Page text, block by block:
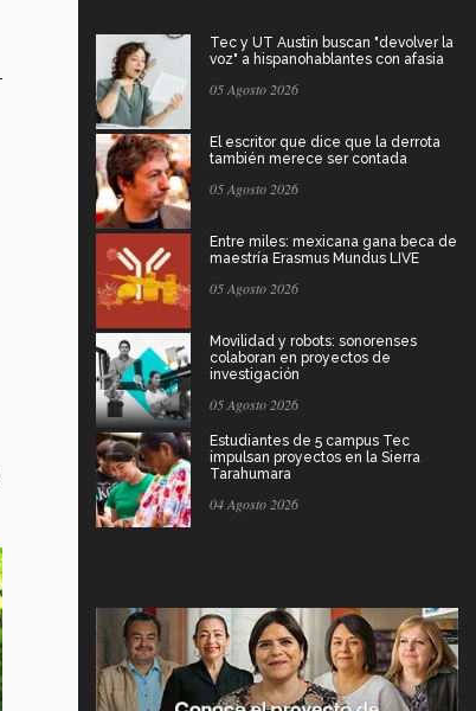
Tec y UT Austin buscan "devolver la
voz" a hispanohablantes con afasia
05 Agosto 2026
El escritor que dice que la derrota
también merece ser contada
05 Agosto 2026
Entre miles: mexicana gana beca de
maestría Erasmus Mundus LIVE
05 Agosto 2026
Movilidad y robots: sonorenses
colaboran en proyectos de
investigación
05 Agosto 2026
Estudiantes de 5 campus Tec
impulsan proyectos en la Sierra
Tarahumara
04 Agosto 2026